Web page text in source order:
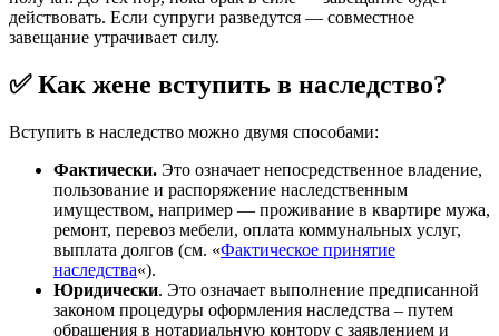
действовать. Если супруги разведутся — совместное
завещание утрачивает силу.
✅ Как жене вступить в наследство?
Вступить в наследство можно двумя способами:
Фактически. Это означает непосредственное владение,
пользование и распоряжение наследственным
имуществом, например — проживание в квартире мужа,
ремонт, перевоз мебели, оплата коммунальных услуг,
выплата долгов (см. «Фактическое принятие
наследства«).
Юридически. Это означает выполнение предписанной
законом процедуры оформления наследства – путем
обращения в нотариальную контору с заявлением и